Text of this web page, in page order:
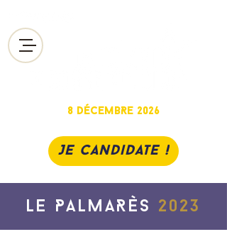
8 DéCEMBRE 2026
Je candidate !
LE PALMARÈS 2023